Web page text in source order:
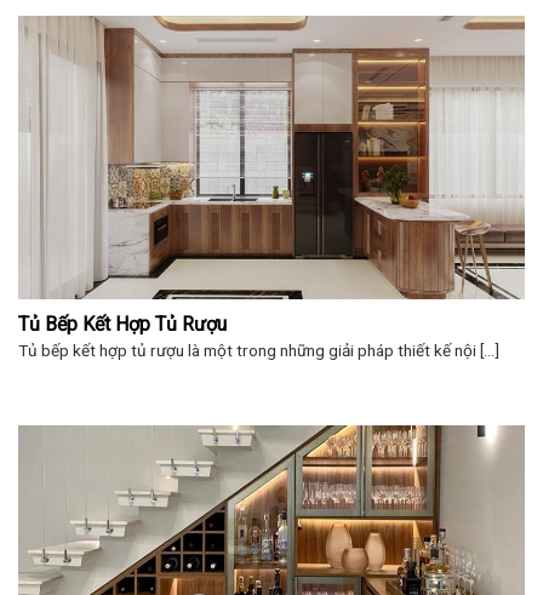
Tủ Bếp Kết Hợp Tủ Rượu
Tủ bếp kết hợp tủ rượu là một trong những giải pháp thiết kế nội [...]